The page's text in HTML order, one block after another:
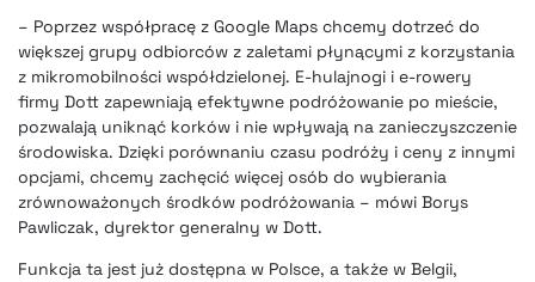
– Poprzez współpracę z Google Maps chcemy dotrzeć do
większej grupy odbiorców z zaletami płynącymi z korzystania
z mikromobilności współdzielonej. E-hulajnogi i e-rowery
firmy Dott zapewniają efektywne podróżowanie po mieście,
pozwalają uniknąć korków i nie wpływają na zanieczyszczenie
środowiska. Dzięki porównaniu czasu podróży i ceny z innymi
opcjami, chcemy zachęcić więcej osób do wybierania
zrównoważonych środków podróżowania – mówi Borys
Pawliczak, dyrektor generalny w Dott.
Funkcja ta jest już dostępna w Polsce, a także w Belgii,